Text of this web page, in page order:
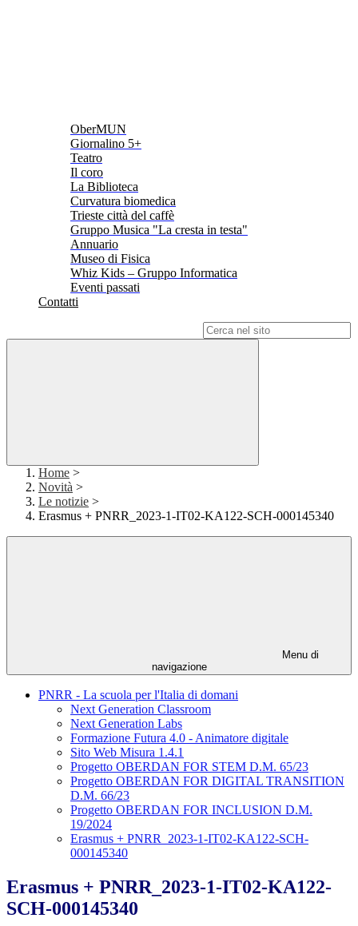
OberMUN
Giornalino 5+
Teatro
Il coro
La Biblioteca
Curvatura biomedica
Trieste città del caffè
Gruppo Musica "La cresta in testa"
Annuario
Museo di Fisica
Whiz Kids – Gruppo Informatica
Eventi passati
Contatti
Home >
Novità >
Le notizie >
Erasmus + PNRR_2023-1-IT02-KA122-SCH-000145340
Menu di
navigazione
PNRR - La scuola per l'Italia di domani
Next Generation Classroom
Next Generation Labs
Formazione Futura 4.0 - Animatore digitale
Sito Web Misura 1.4.1
Progetto OBERDAN FOR STEM D.M. 65/23
Progetto OBERDAN FOR DIGITAL TRANSITION
D.M. 66/23
Progetto OBERDAN FOR INCLUSION D.M.
19/2024
Erasmus + PNRR_2023-1-IT02-KA122-SCH-
000145340
Erasmus + PNRR_2023-1-IT02-KA122-
SCH-000145340